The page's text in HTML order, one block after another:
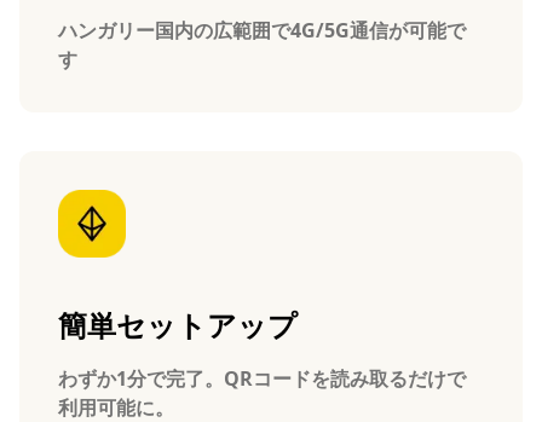
ハンガリー国内の広範囲で4G/5G通信が可能で
す
簡単セットアップ
わずか1分で完了。QRコードを読み取るだけで
利用可能に。